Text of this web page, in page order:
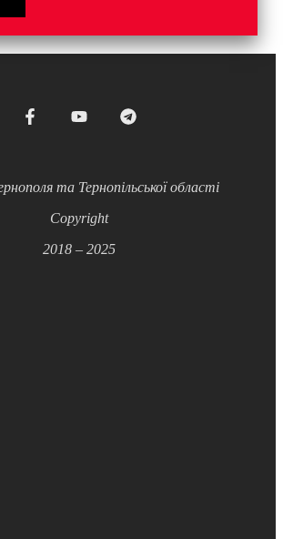
та Тернопільської області
Copyright
2018 – 2025